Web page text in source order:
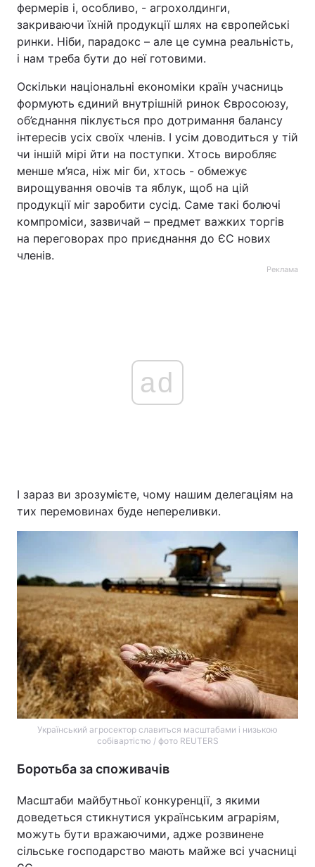
фермерів і, особливо, - агрохолдинги,
закриваючи їхній продукції шлях на європейські
ринки. Ніби, парадокс – але це сумна реальність,
і нам треба бути до неї готовими.
Оскільки національні економіки країн учасниць
формують єдиний внутрішній ринок Євросоюзу,
об’єднання піклується про дотримання балансу
інтересів усіх своїх членів. І усім доводиться у тій
чи іншій мірі йти на поступки. Хтось виробляє
менше м’яса, ніж міг би, хтось - обмежує
вирощування овочів та яблук, щоб на цій
продукції міг заробити сусід. Саме такі болючі
компроміси, зазвичай – предмет важких торгів
на переговорах про приєднання до ЄС нових
членів.
Реклама
ad
І зараз ви зрозумієте, чому нашим делегаціям на
тих перемовинах буде непереливки.
Український агросектор славиться масштабами і низькою
собівартістю / фото REUTERS
Боротьба за споживачів
Масштаби майбутньої конкуренції, з якими
доведеться стикнутися українським аграріям,
можуть бути вражаючими, адже розвинене
сільське господарство мають майже всі учасниці